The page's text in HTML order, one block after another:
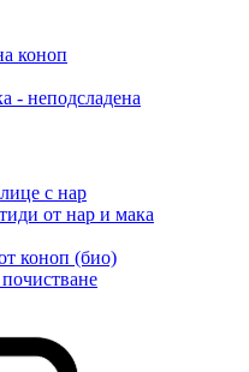
коноп
- неподсладена
с нар
от нар и мака
коноп (био)